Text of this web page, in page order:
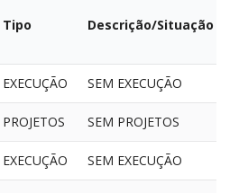
Tipo Descrição/Situação
EXECUÇÃO SEM EXECUÇÃO
PROJETOS SEM PROJETOS
EXECUÇÃO SEM EXECUÇÃO